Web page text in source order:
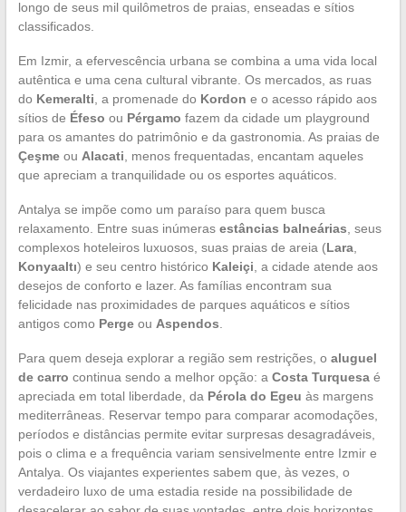
longo de seus mil quilômetros de praias, enseadas e sítios
classificados.
Em Izmir, a efervescência urbana se combina a uma vida local
autêntica e uma cena cultural vibrante. Os mercados, as ruas
do Kemeralti , a promenade do Kordon e o acesso rápido aos
sítios de Éfeso ou Pérgamo fazem da cidade um playground
para os amantes do patrimônio e da gastronomia. As praias de
Çeşmeou Alacati , menos frequentadas, encantam aqueles
que apreciam a tranquilidade ou os esportes aquáticos.
Antalya se impõe como um paraíso para quem busca
relaxamento. Entre suas inúmeras estâncias balneárias , seus
complexos hoteleiros luxuosos, suas praias de areia (Lara,
Konyaaltı) e seu centro histórico Kaleiçi , a cidade atende aos
desejos de conforto e lazer. As famílias encontram sua
felicidade nas proximidades de parques aquáticos e sítios
antigos como Pergeou Aspendos
Para quem deseja explorar a região sem restrições, o aluguel
de carro continua sendo a melhor opção: a Costa Turquesaé
apreciada em total liberdade, da Pérola do Egeu às margens
mediterrâneas. Reservar tempo para comparar acomodações,
períodos e distâncias permite evitar surpresas desagradáveis,
pois o clima e a frequência variam sensivelmente entre Izmir e
Antalya. Os viajantes experientes sabem que, às vezes, o
verdadeiro luxo de uma estadia reside na possibilidade de